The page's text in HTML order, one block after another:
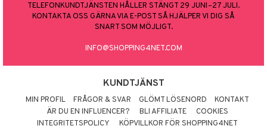
TELEFONKUNDTJÄNSTEN HÅLLER STÄNGT 29 JUNI–27 JULI.
KONTAKTA OSS GÄRNA VIA E-POST SÅ HJÄLPER VI DIG SÅ
SNART SOM MÖJLIGT.
INFO@SHOPPING4NET.COM
KUNDTJÄNST
MIN PROFIL FRÅGOR & SVAR GLÖMT LÖSENORD
KONTAKT
ÄR DU EN INFLUENCER?
BLI AFFILIATE
COOKIES
INTEGRITETSPOLICY
KÖPVILLKOR FÖR SHOPPING4NET